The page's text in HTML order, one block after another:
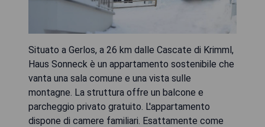
Situato a Gerlos, a 26 km dalle Cascate di Krimml,
Haus Sonneck è un appartamento sostenibile che
vanta una sala comune e una vista sulle
montagne. La struttura offre un balcone e
parcheggio privato gratuito. L'appartamento
dispone di camere familiari. Esattamente come